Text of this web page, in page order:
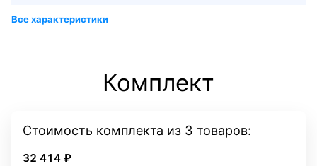
Комплект
Стоимость комплекта из 3 товаров:
32 414 ₽